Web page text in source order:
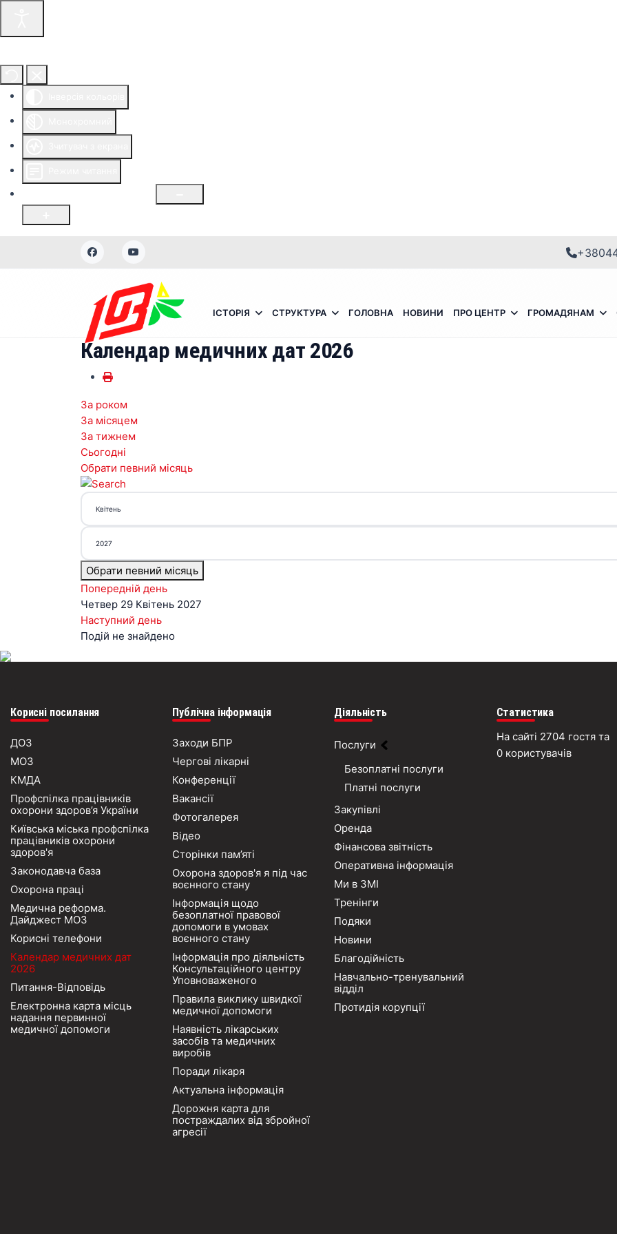
ІСТОРІЯ СТРУКТУРА ГОЛОВНА НОВИНИ ПРО ЦЕНТР ГРОМАДЯНАМ
Календар медичних дат 2026
За роком
За місяцем
За тижнем
Сьогодні
Обрати певний місяць
Обрати певний місяць
Попередній день
Четвер 29 Квітень 2027
Наступний день
Подій не знайдено
Корисні посилання
ДОЗ
МОЗ
КМДА
Профспілка працівників
охорони здоров’я України
Київська міська профспілка
працівників охорони
здоров'я
Законодавча база
Охорона праці
Медична реформа.
Дайджест МОЗ
Корисні телефони
Календар медичних дат
2026
Питання-Відповідь
Електронна карта місць
надання первинної
медичної допомоги
Публічна інформація
Заходи БПР
Чергові лікарні
Конференції
Вакансії
Фотогалерея
Відео
Сторінки пам’яті
Охорона здоров'я я під час
воєнного стану
Інформація щодо
безоплатної правової
допомоги в умовах
воєнного стану
Інформація про діяльність
Консультаційного центру
Уповноваженого
Правила виклику швидкої
медичної допомоги
Наявність лікарських
засобів та медичних
виробів
Поради лікаря
Актуальна інформація
Дорожня карта для
постраждалих від збройної
агресії
Діяльність
Послуги
Безоплатні послуги
Платні послуги
Закупівлі
Оренда
Фінансова звітність
Оперативна інформація
Ми в ЗМІ
Тренінги
Подяки
Новини
Благодійність
Навчально-тренувальний
відділ
Протидія корупції
Статистика
На сайті 2704 гостя та
0 користувачів